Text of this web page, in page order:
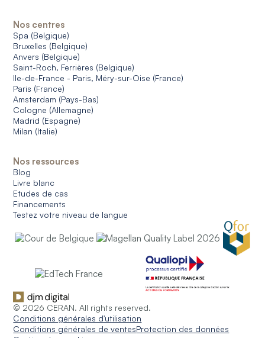
Nos centres
Spa (Belgique)
Bruxelles (Belgique)
Anvers (Belgique)
Saint-Roch, Ferrières (Belgique)
Ile-de-France - Paris, Méry-sur-Oise (France)
Paris (France)
Amsterdam (Pays-Bas)
Cologne (Allemagne)
Madrid (Espagne)
Milan (Italie)
Nos ressources
Blog
Livre blanc
Etudes de cas
Financements
Testez votre niveau de langue
© 2026 CERAN. All rights reserved.
Conditions générales d'utilisation
Conditions générales de ventesProtection des données